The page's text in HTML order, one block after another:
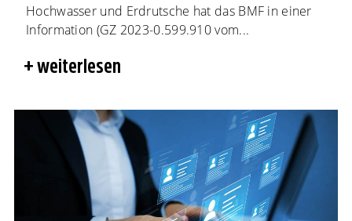
Hochwasser und Erdrutsche hat das BMF in einer
Information (GZ 2023-0.599.910 vom...
weiterlesen